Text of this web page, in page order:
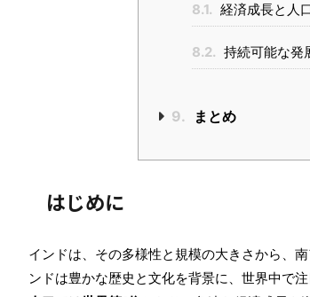
8.1. 経済成長と人
8.2. 持続可能な発
9. まとめ
はじめに
インドは、その多様性と規模の大きさから、
ンドは豊かな歴史と文化を背景に、世界中で注